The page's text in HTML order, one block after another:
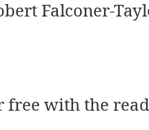
Falconer-
free with the